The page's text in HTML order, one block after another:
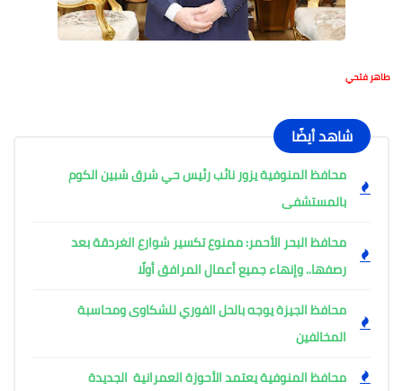
طاهر فتحي
شاهد أيضًا
محافظ المنوفية يزور نائب رئيس حي شرق شبين الكوم
بالمستشفى
محافظ البحر الأحمر: ممنوع تكسير شوارع الغردقة بعد
رصفها.. وإنهاء جميع أعمال المرافق أولًا
محافظ الجيزة يوجه بالحل الفوري للشكاوى ومحاسبة
المخالفين
محافظ المنوفية يعتمد الأحوزة العمرانية الجديدة